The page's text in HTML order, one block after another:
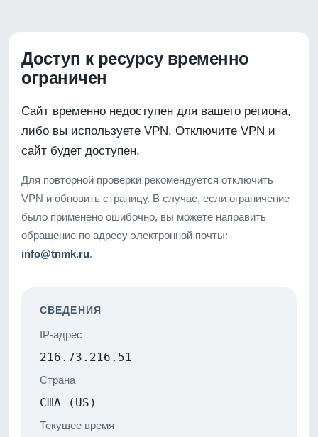
Доступ к ресурсу временно
ограничен
Сайт временно недоступен для вашего региона,
либо вы используете VPN. Отключите VPN и
сайт будет доступен.
Для повторной проверки рекомендуется отключить
VPN и обновить страницу. В случае, если ограничение
было применено ошибочно, вы можете направить
обращение по адресу электронной почты:
info@tnmk.ru.
СВЕДЕНИЯ
IP-адрес
216.73.216.51
Страна
США (US)
Текущее время